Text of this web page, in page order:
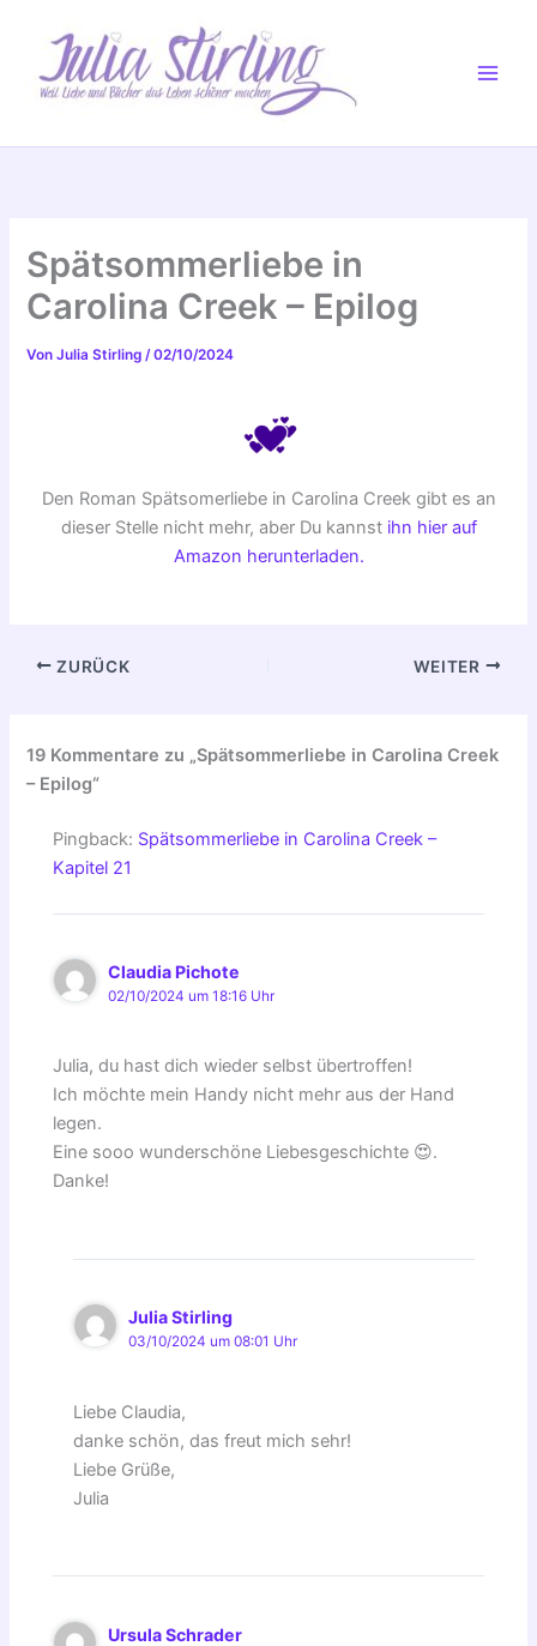
springen
Spätsommerliebe in
Carolina Creek – Epilog
VonJulia Stirling/02/10/2024
Den Roman Spätsomerliebe in Carolina Creek gibt es an
dieser Stelle nicht mehr, aber Du kannst ihn hier auf
Amazon herunterladen.
ZURÜCK WEITER
19 Kommentare zu „Spätsommerliebe in Carolina Creek
– Epilog“
Pingback: Spätsommerliebe in Carolina Creek –
Kapitel 21
Claudia Pichote
02/10/2024 um 18:16 Uhr
Julia, du hast dich wieder selbst übertroffen!
Ich möchte mein Handy nicht mehr aus der Hand
legen.
Eine sooo wunderschöne Liebesgeschichte 😍.
Danke!
Julia Stirling
03/10/2024 um 08:01 Uhr
Liebe Claudia,
danke schön, das freut mich sehr!
Liebe Grüße,
Julia
Ursula Schrader